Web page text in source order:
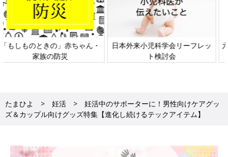
日本外来小児科学会リーフレッ
ト検討会
六星占術 細木かおりさんの人生
相談
たまひよ 妊活
妊活中のサポーターに！男性向けケアグッ
ズ＆カップル向けグッズ特集【進化し続けるテックアイテム】